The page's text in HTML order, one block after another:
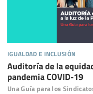
igualdad e inclusión
Auditoría de la
pandemia COVID-19
Una Guía para los